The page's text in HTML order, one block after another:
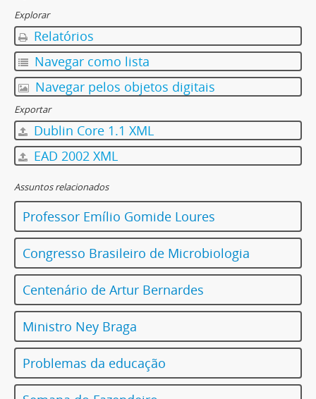
Explorar
Relatórios
Navegar como lista
Navegar pelos objetos digitais
Exportar
Dublin Core 1.1 XML
EAD 2002 XML
Assuntos relacionados
Professor Emílio Gomide Loures
Congresso Brasileiro de Microbiologia
Centenário de Artur Bernardes
Ministro Ney Braga
Problemas da educação